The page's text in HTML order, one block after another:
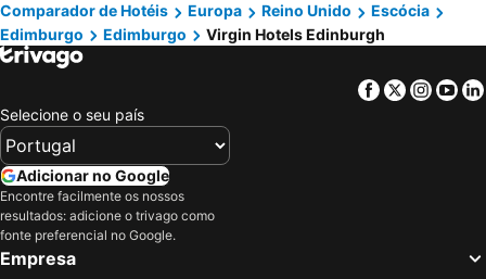
Comparador de Hotéis
Europa Reino Unido
Escócia
Edimburgo
Edimburgo Virgin Hotels Edinburgh
Facebook
Twitter
Selecione o seu país
Adicionar no Google
Encontre facilmente os nossos
resultados: adicione o trivago como
fonte preferencial no Google.
Empresa